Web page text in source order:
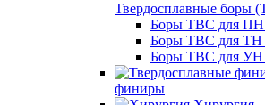
Твердосплавные боры
Боры ТВС для ПН
Боры ТВС для ТН
Боры ТВС для УН
финиры